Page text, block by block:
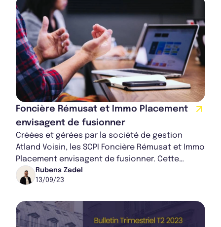
Foncière Rémusat et Immo Placement
envisagent de fusionner
Créées et gérées par la société de gestion
Atland Voisin, les SCPI Foncière Rémusat et Immo
Placement envisagent de fusionner. Cette
opération permettrait, entre autres, de diversi...
Rubens Zadel
13/09/23